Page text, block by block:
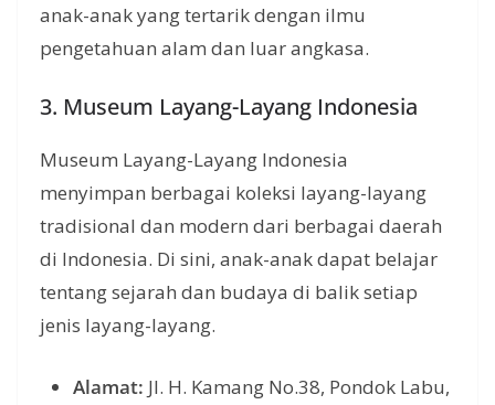
anak-anak yang tertarik dengan ilmu
pengetahuan alam dan luar angkasa.
3. Museum Layang-Layang Indonesia
Museum Layang-Layang Indonesia
menyimpan berbagai koleksi layang-layang
tradisional dan modern dari berbagai daerah
di Indonesia. Di sini, anak-anak dapat belajar
tentang sejarah dan budaya di balik setiap
jenis layang-layang.
Alamat: Jl. H. Kamang No.38, Pondok Labu,